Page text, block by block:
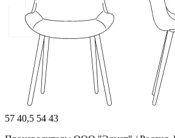
57 40,5 54 43